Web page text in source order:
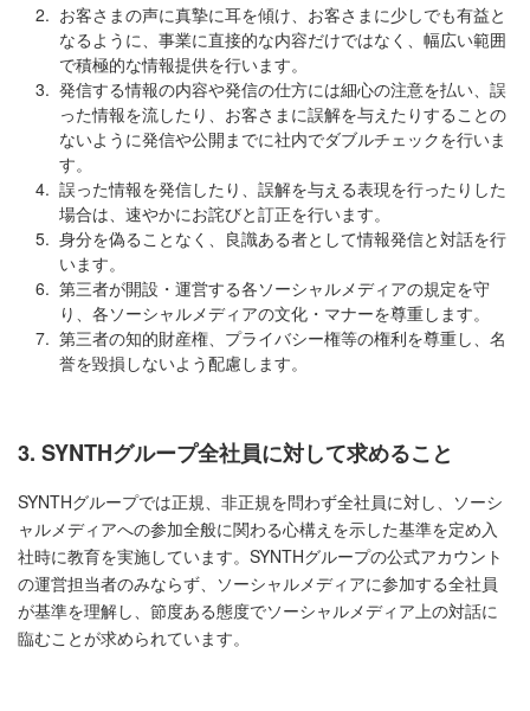
2. お客さまの声に真摯に耳を傾け、お客さまに少しでも有益と
なるように、事業に直接的な内容だけではなく、幅広い範囲
で積極的な情報提供を行います。
3. 発信する情報の内容や発信の仕方には細心の注意を払い、誤
った情報を流したり、お客さまに誤解を与えたりすることの
ないように発信や公開までに社内でダブルチェックを行いま
す。
4. 誤った情報を発信したり、誤解を与える表現を行ったりした
場合は、速やかにお詫びと訂正を行います。
5. 身分を偽ることなく、良識ある者として情報発信と対話を行
います。
6. 第三者が開設・運営する各ソーシャルメディアの規定を守
り、各ソーシャルメディアの文化・マナーを尊重します。
7. 第三者の知的財産権、プライバシー権等の権利を尊重し、名
誉を毀損しないよう配慮します。
3. SYNTHグループ全社員に対して求めること
SYNTHグループでは正規、非正規を問わず全社員に対し、ソーシ
ャルメディアへの参加全般に関わる心構えを示した基準を定め入
社時に教育を実施しています。SYNTHグループの公式アカウント
の運営担当者のみならず、ソーシャルメディアに参加する全社員
が基準を理解し、節度ある態度でソーシャルメディア上の対話に
臨むことが求められています。